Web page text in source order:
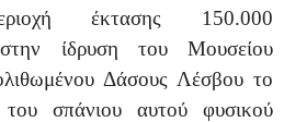
έκτασης 150.000
ίδρυση του Μουσείου
Δάσους Λέσβου το
σπάνιου αυτού φυσικού